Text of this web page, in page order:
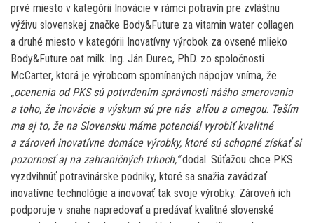
prvé miesto v kategórii Inovácie v rámci potravín pre zvláštnu
výživu slovenskej značke Body&Future za vitamin water collagen
a druhé miesto v kategórii Inovatívny výrobok za ovsené mlieko
Body&Future oat milk. Ing. Ján Durec, PhD. zo spoločnosti
McCarter, ktorá je výrobcom spomínaných nápojov vníma, že
„ocenenia od PKS sú potvrdením správnosti nášho smerovania
a toho, že inovácie a výskum sú pre nás alfou a omegou. Teším
ma aj to, že na Slovensku máme potenciál vyrobiť kvalitné
a zároveň inovatívne domáce výrobky, ktoré sú schopné získať si
pozornosť aj na zahraničných trhoch,“dodal. Súťažou chce PKS
vyzdvihnúť potravinárske podniky, ktoré sa snažia zavádzať
inovatívne technológie a inovovať tak svoje výrobky. Zároveň ich
podporuje v snahe napredovať a predávať kvalitné slovenské